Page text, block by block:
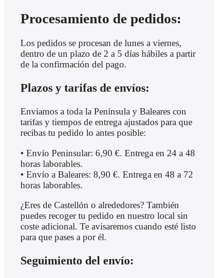
Procesamiento de pedidos:
Los pedidos se procesan de lunes a viernes,
dentro de un plazo de 2 a 5 días hábiles a partir
de la confirmación del pago.
Plazos y tarifas de envíos:
Enviamos a toda la Península y Baleares con
tarifas y tiempos de entrega ajustados para que
recibas tu pedido lo antes posible:
• Envío Peninsular: 6,90 €. Entrega en 24 a 48
horas laborables.
• Envío a Baleares: 8,90 €. Entrega en 48 a 72
horas laborables.
¿Eres de Castellón o alrededores? También
puedes recoger tu pedido en nuestro local sin
coste adicional. Te avisaremos cuando esté listo
para que pases a por él.
Seguimiento del envío: